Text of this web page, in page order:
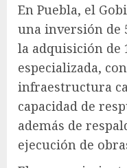
En Puebla, el
una inversión de
la adquisición de
especializada,
infraestructura
capacidad de
además de
ejecución de